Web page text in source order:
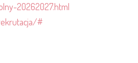
20262027.html
#